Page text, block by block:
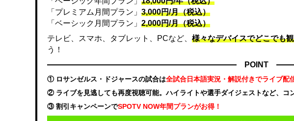
「プレミアム月間プラン」 3,000円/月（税込）
「ベーシック月間プラン」 2,000円/月（税込）
テレビ、スマホ、タブレット、PCなど、 様々なデバイスでどこでも
う！
POINT
① ロサンゼルス・ドジャースの試合は全試合日本語実況・解説付きでライブ配
② ライブを見逃しても再度視聴可能。ハイライトや選手ダイジェストなど、コ
③ 割引キャンペーンでSPOTV NOW年間プランがお得！